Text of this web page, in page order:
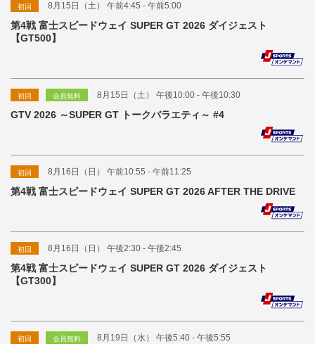
初回 8月15日（土） 午前4:45 - 午前5:00
第4戦 富士スピードウェイ SUPER GT 2026 ダイジェスト
【GT500】
初回 会員無料 8月15日（土） 午後10:00 - 午後10:30
GTV 2026 ～SUPER GT トークバラエティ～ #4
初回 8月16日（日） 午前10:55 - 午前11:25
第4戦 富士スピードウェイ SUPER GT 2026 AFTER THE DRIVE
初回 8月16日（日） 午後2:30 - 午後2:45
第4戦 富士スピードウェイ SUPER GT 2026 ダイジェスト
【GT300】
初回 会員無料 8月19日（水） 午後5:40 - 午後5:55